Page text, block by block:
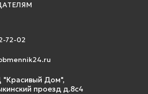
72-02
"Красивый Дом",
проезд д.8с4